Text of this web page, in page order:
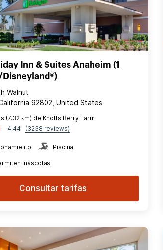
Inn & Suites Anaheim (1
Disneyland®)
Walnut
92802, United States
(7.32 km) de Knotts Berry Farm
4,44
(3238 reviews)
Piscina
mascotas
Consultar tarifas